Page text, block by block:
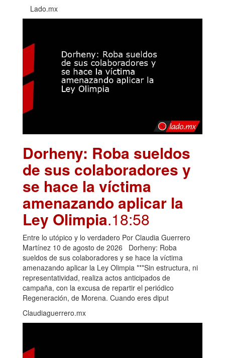
Lado.mx
Dorheny: Roba sueldos
de sus colaboradores y
se hace la víctima
amenazando aplicar la
Ley Olimpia.18:58
Entre lo utópico y lo verdadero Por Claudia Guerrero
Martínez 10 de agosto de 2026 Dorheny: Roba
sueldos de sus colaboradores y se hace la víctima
amenazando aplicar la Ley Olimpia ***Sin estructura, ni
representatividad, realiza actos anticipados de
campaña, con la excusa de repartir el periódico
Regeneración, de Morena. Cuando eres diput
Claudiaguerrero.mx